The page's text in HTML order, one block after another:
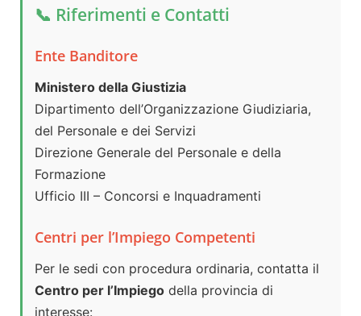
📞 Riferimenti e Contatti
Ente Banditore
Ministero della Giustizia
Dipartimento dell’Organizzazione Giudiziaria,
del Personale e dei Servizi
Direzione Generale del Personale e della
Formazione
Ufficio III – Concorsi e Inquadramenti
Centri per l’Impiego Competenti
Per le sedi con procedura ordinaria, contatta il
Centro per l’Impiego della provincia di
interesse: